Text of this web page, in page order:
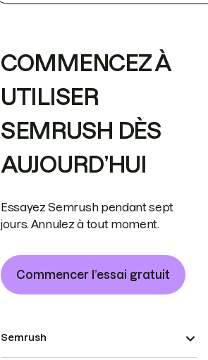
COMMENCEZ À
UTILISER
SEMRUSH DÈS
AUJOURD’HUI
Essayez Semrush pendant sept
jours. Annulez à tout moment.
Commencer l’essai gratuit
Semrush